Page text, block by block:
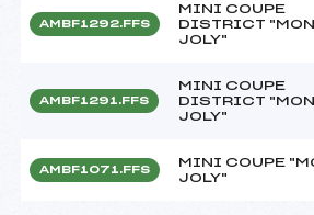
AMBF1292.FFS
MINI COUPE
DISTRICT
JOLY"
AMBF1291.FFS
MINI COUPE
DISTRICT
JOLY"
AMBF1071.FFS
MINI COUPE
JOLY"